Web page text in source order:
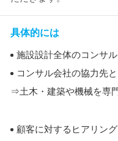
具体的には
施設設計全体のコンサル
コンサル会社の協力先
⇒土木・建築や機械を専
顧客に対するヒアリング